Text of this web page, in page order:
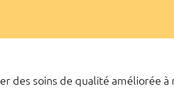
des soins de qualité améliorée à